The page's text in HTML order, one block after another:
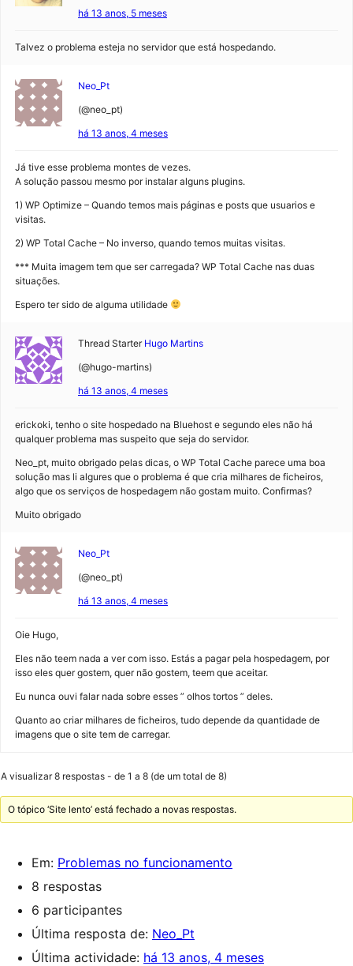
há 13 anos, 5 meses
Talvez o problema esteja no servidor que está hospedando.
Neo_Pt
(@neo_pt)
há 13 anos, 4 meses
Já tive esse problema montes de vezes.
A solução passou mesmo por instalar alguns plugins.
1) WP Optimize – Quando temos mais páginas e posts que usuarios e
visitas.
2) WP Total Cache – No inverso, quando temos muitas visitas.
*** Muita imagem tem que ser carregada? WP Total Cache nas duas
situações.
Espero ter sido de alguma utilidade
Thread Starter Hugo Martins
(@hugo-martins)
há 13 anos, 4 meses
erickoki, tenho o site hospedado na Bluehost e segundo eles não há
qualquer problema mas suspeito que seja do servidor.
Neo_pt, muito obrigado pelas dicas, o WP Total Cache parece uma boa
solução mas li algures que o problema é que cria milhares de ficheiros,
algo que os serviços de hospedagem não gostam muito. Confirmas?
Muito obrigado
Neo_Pt
(@neo_pt)
há 13 anos, 4 meses
Oie Hugo,
Eles não teem nada a ver com isso. Estás a pagar pela hospedagem, por
isso eles quer gostem, quer não gostem, teem que aceitar.
Eu nunca ouvi falar nada sobre esses ” olhos tortos ” deles.
Quanto ao criar milhares de ficheiros, tudo depende da quantidade de
imagens que o site tem de carregar.
A visualizar 8 respostas - de 1 a 8 (de um total de 8)
O tópico ‘Site lento’ está fechado a novas respostas.
Em: Problemas no funcionamento
8 respostas
6 participantes
Última resposta de: Neo_Pt
Última actividade: há 13 anos, 4 meses